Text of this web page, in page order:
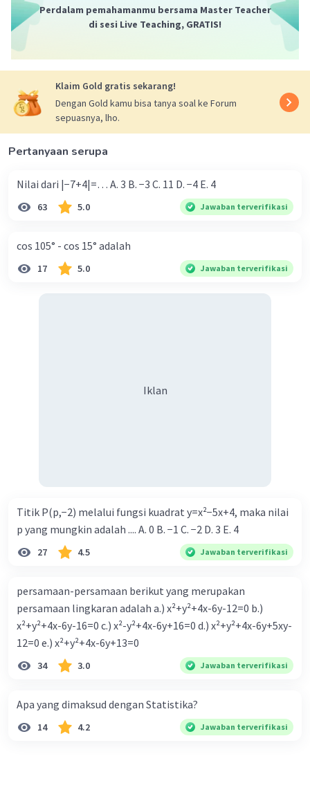
Perdalam pemahamanmu bersama Master Teacher
di sesi Live Teaching, GRATIS!
Klaim Gold gratis sekarang!
Dengan Gold kamu bisa tanya soal ke Forum
sepuasnya, lho.
Pertanyaan serupa
Nilai dari |−7+4|=… A. 3 B. −3 C. 11 D. −4 E. 4
63 5.0 Jawaban terverifikasi
cos 105° - cos 15° adalah
17 5.0 Jawaban terverifikasi
Iklan
Titik P(p,−2) melalui fungsi kuadrat y=x²−5x+4, maka nilai
p yang mungkin adalah .... A. 0 B. −1 C. −2 D. 3 E. 4
27 4.5 Jawaban terverifikasi
persamaan-persamaan berikut yang merupakan
persamaan lingkaran adalah a.) x²+y²+4x-6y-12=0 b.)
x²+y²+4x-6y-16=0 c.) x²-y²+4x-6y+16=0 d.) x²+y²+4x-6y+5xy-
12=0 e.) x²+y²+4x-6y+13=0
34 3.0 Jawaban terverifikasi
Apa yang dimaksud dengan Statistika?
14 4.2 Jawaban terverifikasi